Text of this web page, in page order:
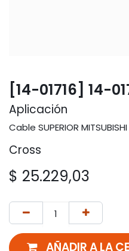
[14-01716] 14-
Aplicación
Cable SUPERIOR
Cross
$ 25.229,03
AÑADIR A LA